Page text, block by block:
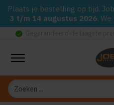
Plaats je bestelling op tijd.
3 t/m 14 augustus 2026.
check_circle
Zoeken